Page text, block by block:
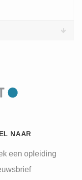
NAAR
een opleiding